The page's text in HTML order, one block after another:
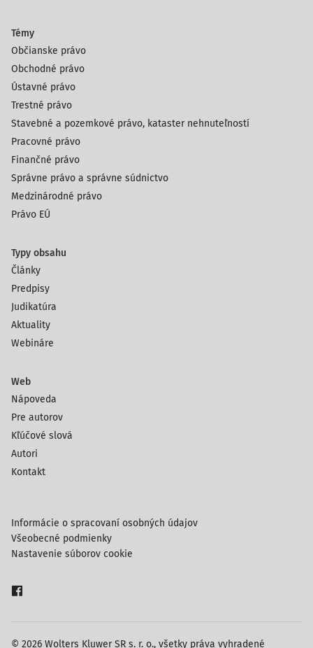
Témy
Občianske právo
Obchodné právo
Ústavné právo
Trestné právo
Stavebné a pozemkové právo, kataster nehnuteľností
Pracovné právo
Finančné právo
Správne právo a správne súdnictvo
Medzinárodné právo
Právo EÚ
Typy obsahu
Články
Predpisy
Judikatúra
Aktuality
Webináre
Web
Nápoveda
Pre autorov
Kľúčové slová
Autori
Kontakt
© 2026 Wolters Kluwer SR s. r. o., všetky práva vyhradené
Informácie o spracovaní osobných údajov
Všeobecné podmienky
Nastavenie súborov cookie